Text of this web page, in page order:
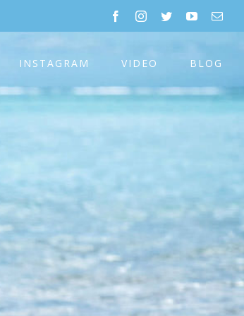
facebookinstagram
twitteryoutube
INSTAGRAM VIDEO BLOG